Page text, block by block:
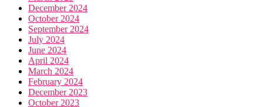
December 2024
October 2024
September 2024
July 2024
June 2024
April 2024
March 2024
February 2024
December 2023
October 2023